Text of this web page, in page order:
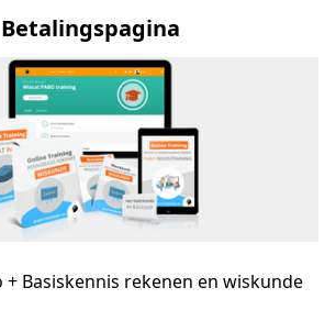
Betalingspagina
+ Basiskennis rekenen en wiskunde